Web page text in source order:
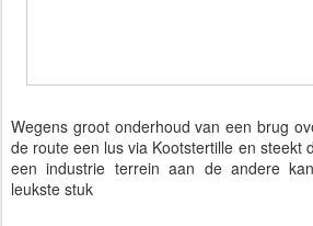
Wegens groot onderhoud van een brug
de route een lus via Kootstertille en steekt
een industrie terrein aan de andere
leukste stuk